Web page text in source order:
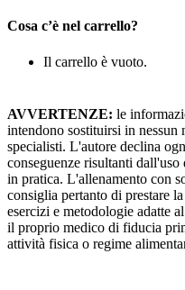
Cosa c’è nel carrello?
Il carrello è vuoto.
AVVERTENZE: le
intendono sostituirsi in nessun
specialisti. L'autore declina
conseguenze risultanti
in pratica. L'allenamento con
consiglia pertanto di prestare
esercizi e metodologie adatte
il proprio medico di fiducia
attività fisica o regime